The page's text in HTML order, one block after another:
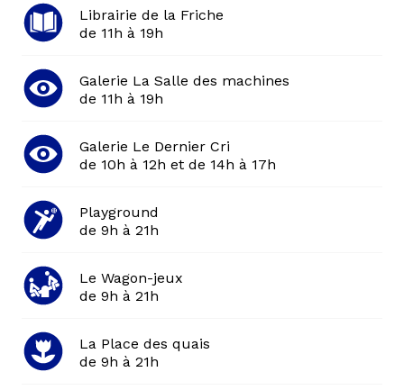
Librairie de la Friche
de 11h à 19h
Galerie La Salle des machines
de 11h à 19h
Galerie Le Dernier Cri
de 10h à 12h et de 14h à 17h
Playground
de 9h à 21h
Le Wagon-jeux
de 9h à 21h
La Place des quais
de 9h à 21h